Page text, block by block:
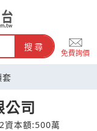
台搜尋
免費詢價
公司
資本額:500萬